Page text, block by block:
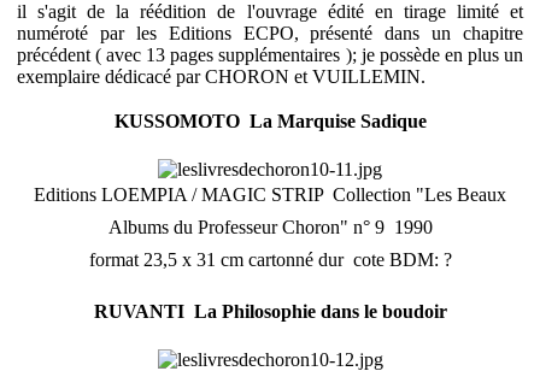
il s'agit de la réédition de l'ouvrage édité en tirage limité et
numéroté par les Editions ECPO, présenté dans un chapitre
précédent ( avec 13 pages supplémentaires ); je possède en plus un
exemplaire dédicacé par CHORON et VUILLEMIN.
KUSSOMOTO  La Marquise Sadique
Editions LOEMPIA / MAGIC STRIP  Collection "Les Beaux
Albums du Professeur Choron" n° 9  1990
format 23,5 x 31 cm cartonné dur  cote BDM: ?
RUVANTI  La Philosophie dans le boudoir